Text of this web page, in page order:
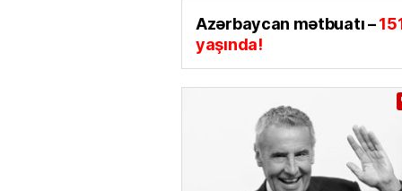
Azərbaycan mətbuatı –
yaşında!